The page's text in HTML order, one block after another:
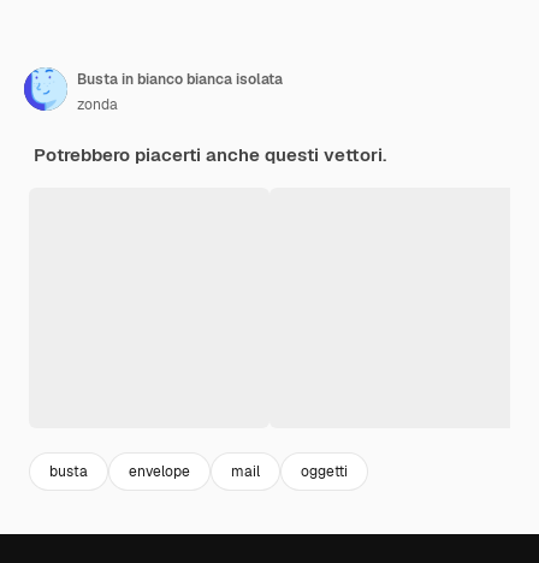
Busta in bianco bianca isolata
zonda
Potrebbero piacerti anche questi vettori.
busta envelope mail oggetti